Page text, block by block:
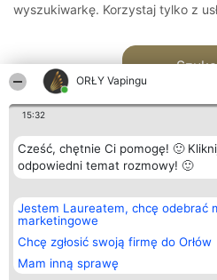
ORŁY Vapingu
15:32
Cześć, chętnie Ci pomogę! 🙂
odpowiedni temat rozmowy! 🙂
Jestem Laureatem, chcę odebrać
marketingowe
Chcę zgłosić swoją firmę do Orłów
Mam inną sprawę
wyszukiwarkę. Korzystaj tylko z
Organizator plebiscytu
Bright Side Solutions sp. z o.
o. sp. k.
ul. Ruska 22
Wrocław 50-079
KRS 0000749100 | Regon
381313360 | NIP 8943132676
Plebiscyt
Laureaci
wszystkich
Laureatów
Regulamin